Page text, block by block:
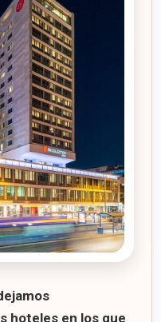
hoteles en los que